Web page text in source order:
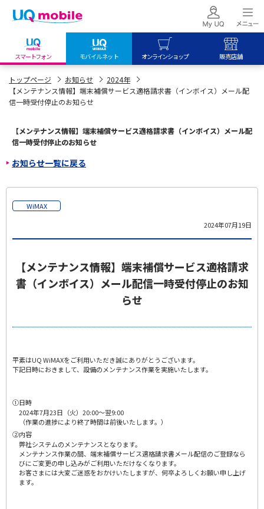
スマートフォン モバイルネット オンラインショップ 販売店舗
my UQ WiMAX
UQ WiMAX ご契約の方
UQ mobile ご契約の方
データチャージサイト
UQ mobile
オンラインショップ
オンラインショップ
UQ mobile
販売店舗
販売店舗
トップページ お知らせ
2024年
【メンテナンス情報】端末補償サービス適格請求書（インボイス）メール配
信一時受付停止のお知らせ
【メンテナンス情報】端末補償サービス適格請求書（インボイス）メール配
信一時受付停止のお知らせ
お知らせ一覧に戻る
WiMAX
2024年07月19日
【メンテナンス情報】端末補償サービス適格請求
書（インボイス）メール配信一時受付停止のお知
らせ
平素はUQ WiMAXをご利用いただき誠にありがとうございます。
下記日時におきまして、設備のメンテナンス作業を実施いたします。
①日時
2024年7月23日（火）20:00～翌9:00
（作業の進捗により終了時間は前後いたします。）
②内容
弊社システムのメンテナンスとなります。
メンテナンス作業の間、端末補償サービス適格請求書メール配信のご登録なら
びにご変更の申し込みがご利用いただけなくなります。
お客さまには大変ご迷惑をおかけいたしますが、何卒よろしくお願い申し上げ
ます。